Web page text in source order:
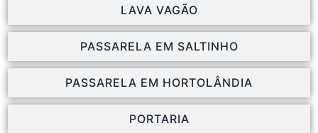
LAVA VAGÃO
PASSARELA EM SALTINHO
PASSARELA EM HORTOLÂNDIA
PORTARIA